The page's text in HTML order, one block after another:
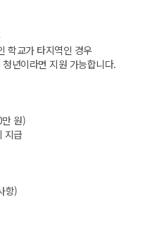
학교가 타지역인 경우
년이라면 지원 가능합니다.
원)
지급
항)